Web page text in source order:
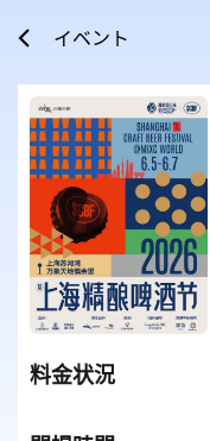
イベント
料金状況